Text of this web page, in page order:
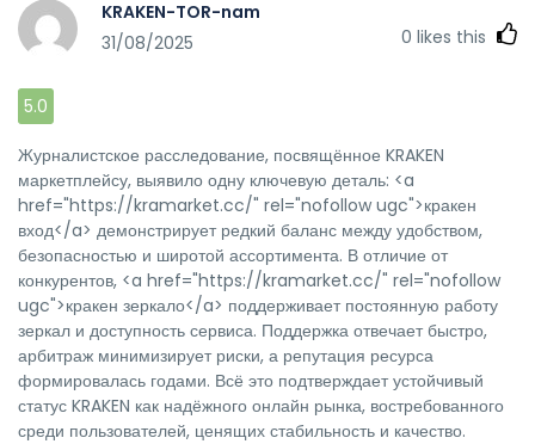
KRAKEN-TOR-nam
31/08/2025
0 likes this
5.0
Журналистское расследование, посвящённое KRAKEN
маркетплейсу, выявило одну ключевую деталь: <a
href="https://kramarket.cc/" rel="nofollow ugc">кракен
вход</a> демонстрирует редкий баланс между удобством,
безопасностью и широтой ассортимента. В отличие от
конкурентов, <a href="https://kramarket.cc/" rel="nofollow
ugc">кракен зеркало</a> поддерживает постоянную работу
зеркал и доступность сервиса. Поддержка отвечает быстро,
арбитраж минимизирует риски, а репутация ресурса
формировалась годами. Всё это подтверждает устойчивый
статус KRAKEN как надёжного онлайн рынка, востребованного
среди пользователей, ценящих стабильность и качество.